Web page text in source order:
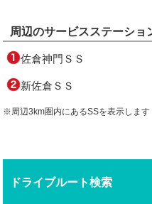
周辺のサービスステーショ
佐倉神門ＳＳ
新佐倉ＳＳ
※周辺3km圏内にあるSSを表示します
ドライブルート検索